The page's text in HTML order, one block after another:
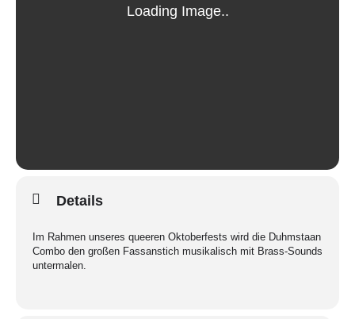
Details
Im Rahmen unseres queeren Oktoberfests wird die Duhmstaan
Combo den großen Fassanstich musikalisch mit Brass-Sounds
untermalen.